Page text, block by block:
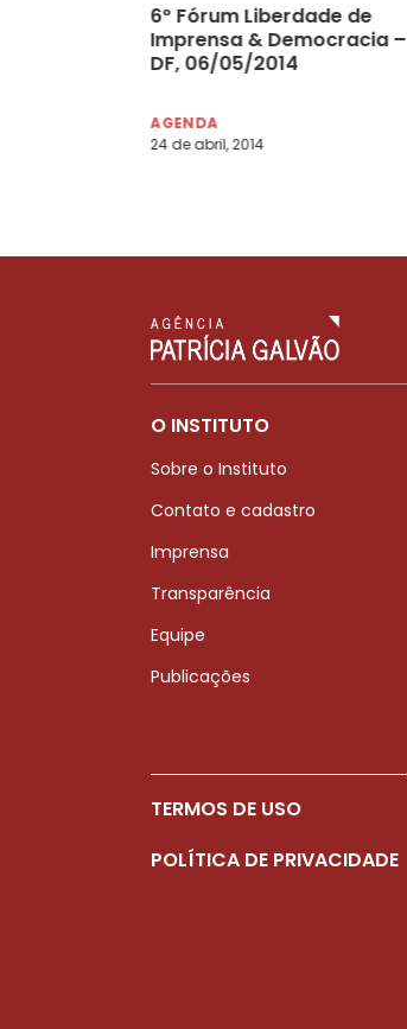
6º Fórum Liberdade de
Imprensa & Democracia –
DF, 06/05/2014
AGENDA
24 de abril, 2014
O INSTITUTO
Sobre o Instituto
Contato e cadastro
Imprensa
Transparência
Equipe
Publicações
TERMOS DE USO
POLÍTICA DE PRIVACIDADE